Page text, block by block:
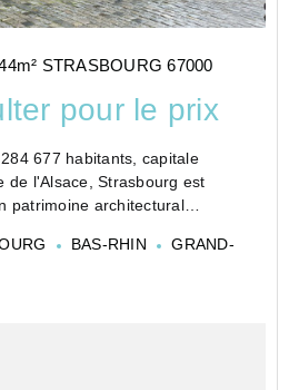
STRASBOURG 67000
pour le prix
677 habitants, capitale
de l'Alsace, Strasbourg est
patrimoine architectural
européennes et
BAS-RHIN
GRAND-